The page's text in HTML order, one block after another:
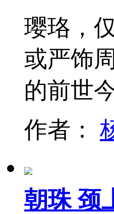
璎珞，
或严饰
的前世
作者：
朝珠 颈